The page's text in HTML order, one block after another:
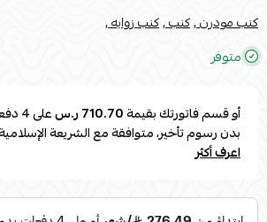
كنب مودرن ,كنب ,كنب زوايه ,
متوفر
أو قسم فاتورتك بقيمة710.70 ر.س على4
بدون رسوم تأخير، متوافقة مع الشريعة
اعرف أكثر